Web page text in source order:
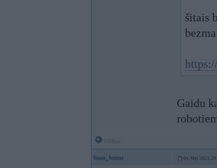
šitais
Gaidu
bum_bumz 04. May 2023,